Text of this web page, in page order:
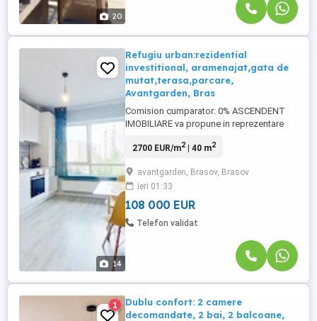
20
14
Refugiu urban:rezidential
investitional, aramenajat,gata de
mutat,terasa,parcare,
Avantgarden, Bras
Comision cumparator: 0% ASCENDENT
IMOBILIARE va propune in reprezentare
Avantgarden Brasov, strada Egretei.
etajul 2 al unui imobil construit in anul
2016. Cu o suprafata utila de 40 mp plus
balcon de 4 mp, proprietatea ...
2700 EUR/m2| 40 m2
avantgarden, Brasov, Brasov
ieri 01:33
108 000 EUR
Telefon validat
1
Dublu confort: 2 camere
decomandate, 2 bai, 2 balcoane,